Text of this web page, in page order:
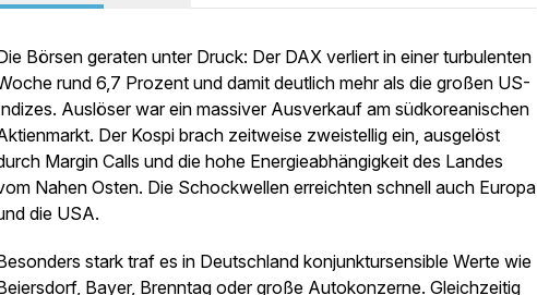
Börsen geraten unter Druck: Der DAX verliert in einer turbulenten
rund 6,7 Prozent und damit deutlich mehr als die großen US-
Auslöser war ein massiver Ausverkauf am südkoreanischen
Der Kospi brach zeitweise zweistellig ein, ausgelöst
Margin Calls und die hohe Energieabhängigkeit des Landes
Nahen Osten. Die Schockwellen erreichten schnell auch Europa
die USA.
stark traf es in Deutschland konjunktursensible Werte wie
Bayer, Brenntag oder große Autokonzerne. Gleichzeitig